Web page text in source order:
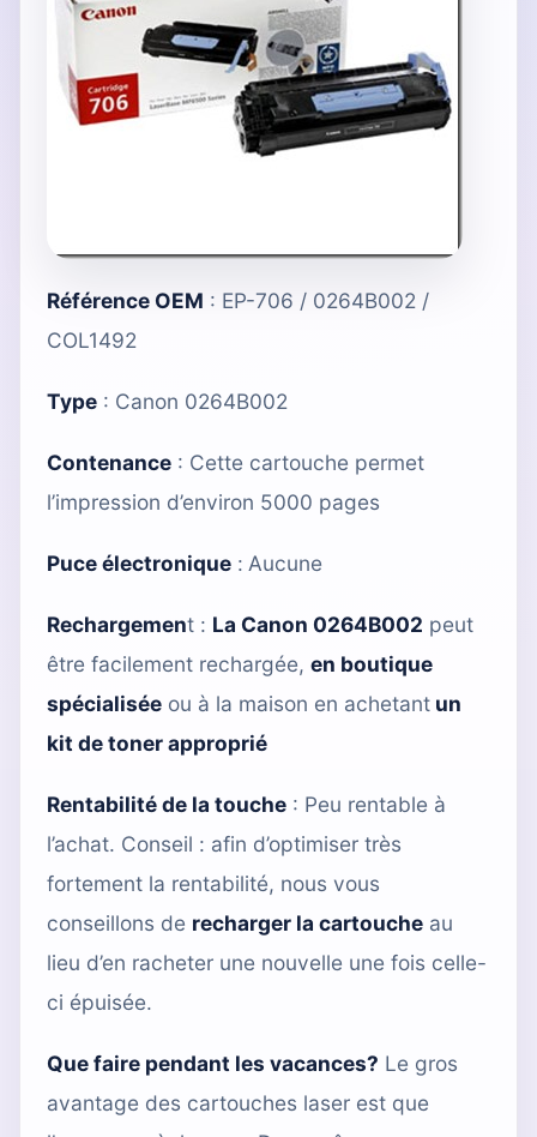
Référence OEM : EP-706 / 0264B002 /
COL1492
Type : Canon 0264B002
Contenance : Cette cartouche permet
l’impression d’environ 5000 pages
Puce électronique : Aucune
Rechargement : La Canon 0264B002 peut
être facilement rechargée, en boutique
spécialisée ou à la maison en achetant un
kit de toner approprié
Rentabilité de la touche : Peu rentable à
l’achat. Conseil : afin d’optimiser très
fortement la rentabilité, nous vous
conseillons de recharger la cartouche au
lieu d’en racheter une nouvelle une fois celle-
ci épuisée.
Que faire pendant les vacances? Le gros
avantage des cartouches laser est que